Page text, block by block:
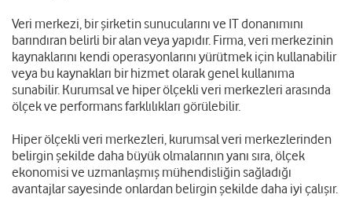
Veri merkezi, bir şirketin sunucularını ve IT donanımını
barındıran belirli bir alan veya yapıdır. Firma, veri merkezinin
kaynaklarını kendi operasyonlarını yürütmek için kullanabilir
veya bu kaynakları bir hizmet olarak genel kullanıma
sunabilir. Kurumsal ve hiper ölçekli veri merkezleri arasında
ölçek ve performans farklılıkları görülebilir.
Hiper ölçekli veri merkezleri, kurumsal veri merkezlerinden
belirgin şekilde daha büyük olmalarının yanı sıra, ölçek
ekonomisi ve uzmanlaşmış mühendisliğin sağladığı
avantajlar sayesinde onlardan belirgin şekilde daha iyi çalışır.